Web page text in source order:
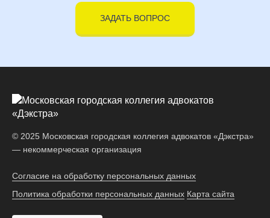
ЗАДАТЬ ВОПРОС
© 2025 Московская городская коллегия адвокатов «Дэкстра»
— некоммерческая организация
Согласие на обработку персональных данных
Политика обработки персональных данных Карта сайта